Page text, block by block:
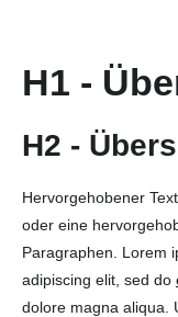
H1 -
H2 -
Hervorgehobener
oder eine
Paragraphen. Lorem
adipiscing elit, sed do
dolore magna aliqua.